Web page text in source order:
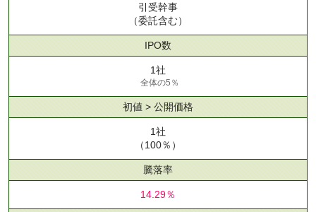
引受幹事
（委託含む）
IPO数
1社
全体の5％
初値 > 公開価格
1社
（100％）
騰落率
14.29％